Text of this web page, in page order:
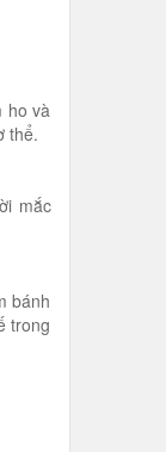
ho và
thể.
mắc
bánh
trong